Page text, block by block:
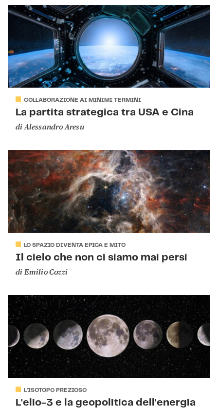
COLLABORAZIONE AI MINIMI TERMINI
La partita strategica tra USA e Cina
di Alessandro Aresu
LO SPAZIO DIVENTA EPICA E MITO
Il cielo che non ci siamo mai persi
di Emilio Cozzi
L'ISOTOPO PREZIOSO
L'elio-3 e la geopolitica dell'energia